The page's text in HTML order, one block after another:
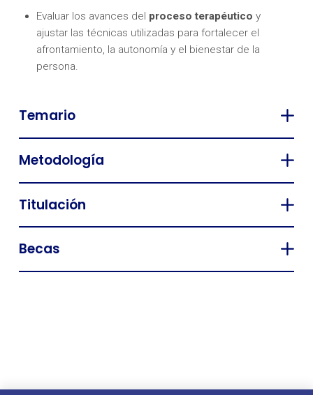
Evaluar los avances del proceso terapéuticoy
ajustar las técnicas utilizadas para fortalecer el
afrontamiento, la autonomía y el bienestar de la
persona.
Temario
Metodología
Titulación
Becas